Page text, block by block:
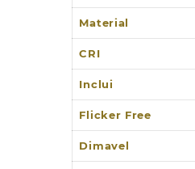
Material
CRI
Inclui
Flicker Free
Dimavel